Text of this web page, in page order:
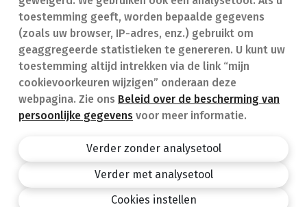
toestemming geeft, worden bepaalde gegevens
(zoals uw browser, IP-adres, enz.) gebruikt om
geaggregeerde statistieken te genereren. U kunt uw
toestemming altijd intrekken via de link “mijn
cookievoorkeuren wijzigen” onderaan deze
webpagina. Zie ons Beleid over de bescherming van
persoonlijke gegevens voor meer informatie.
Verder zonder analysetool
Verder met analysetool
Cookies instellen
Ziekten
Geneesmiddelen
Veelgestelde vragen
(FAQ)
Apotheek.be
Privacy policy
Algemene voorwaarden
design by